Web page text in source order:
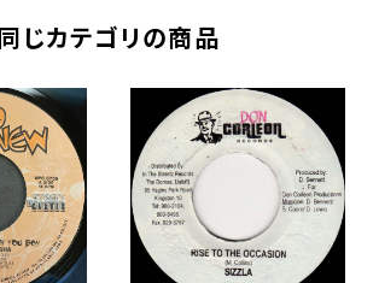
同じカテゴリの商品